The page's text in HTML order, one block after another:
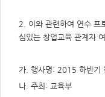
형,
저
작
작
성
자,
년
2. 이와 관련하여 연수 프
심있는 창업교육 관계자
가. 행사명: 2015 하반기
나. 주최: 교육부